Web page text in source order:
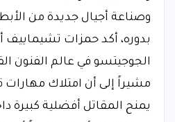
وصناعة أجيال جديدة من
بدوره، أكد حمزات تشيماييف
الجوجيتسو في عالم الفنون
مشيراً إلى أن امتلاك مهارات
يمنح المقاتل أفضلية كبيرة